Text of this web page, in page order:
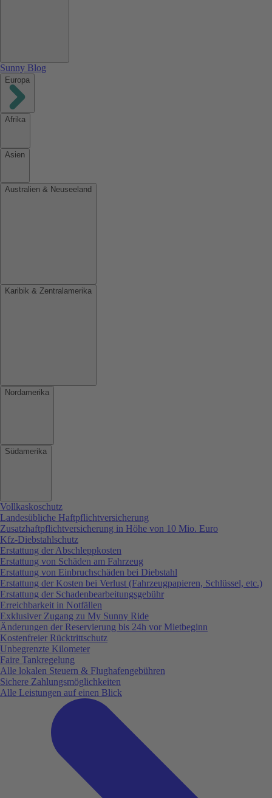
Sunny Blog
Europa
Afrika
Asien
Australien & Neuseeland
Karibik & Zentralamerika
Nordamerika
Südamerika
Vollkaskoschutz
Landesübliche Haftpflichtversicherung
Zusatzhaftpflichtversicherung in Höhe von 10 Mio. Euro
Kfz-Diebstahlschutz
Erstattung der Abschleppkosten
Erstattung von Schäden am Fahrzeug
Erstattung von Einbruchschäden bei Diebstahl
Erstattung der Kosten bei Verlust (Fahrzeugpapieren, Schlüssel, etc.)
Erstattung der Schadenbearbeitungsgebühr
Erreichbarkeit in Notfällen
Exklusiver Zugang zu My Sunny Ride
Änderungen der Reservierung bis 24h vor Mietbeginn
Kostenfreier Rücktrittschutz
Unbegrenzte Kilometer
Faire Tankregelung
Alle lokalen Steuern & Flughafengebühren
Sichere Zahlungsmöglichkeiten
Alle Leistungen auf einen Blick